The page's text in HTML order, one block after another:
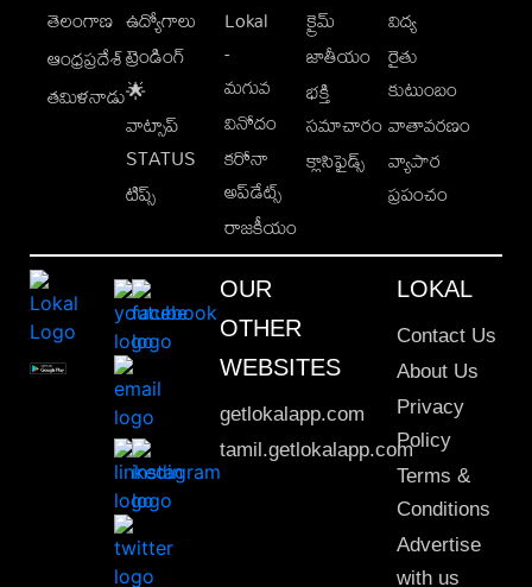
తెలంగాణ
ఆంధ్రప్రదేశ్
తమిళనాడు
ఉద్యోగాలు
ట్రెండింగ్
🌟
వాట్సాప్
STATUS
టిప్స్
Lokal
-
మగువ
వినోదం
కరోనా
అప్‌డేట్స్
రాజకీయం
క్రైమ్
జాతీయం
భక్తి
సమాచారం
క్లాసిఫైడ్స్
విద్య
రైతు
కుటుంబం
వాతావరణం
వ్యాపార
ప్రపంచం
OUR
OTHER
WEBSITES
getlokalapp.com
tamil.getlokalapp.com
LOKAL
Contact Us
About Us
Privacy
Policy
Terms &
Conditions
Advertise
with us